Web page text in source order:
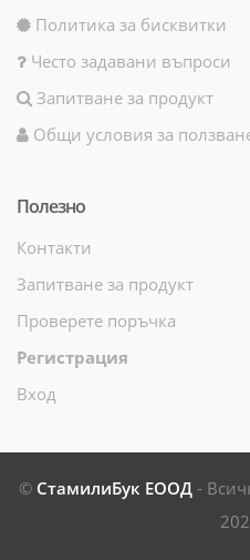
Политика за бисквитки
Често задавани въпроси
Запитване за продукт
Общи условия за
Полезно
Контакти
Запитване за продукт
Проверете поръчка
Регистрация
Вход
© СтамилиБук ЕООД -